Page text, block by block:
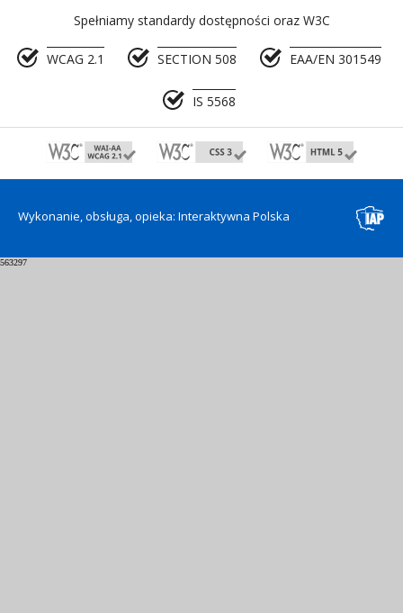
Spełniamy standardy dostępności oraz W3C
WCAG 2.1 SECTION 508 EAA/EN 301549
IS 5568
Wykonanie, obsługa, opieka: Interaktywna Polska
563297